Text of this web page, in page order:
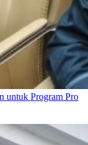
untuk Program Pro